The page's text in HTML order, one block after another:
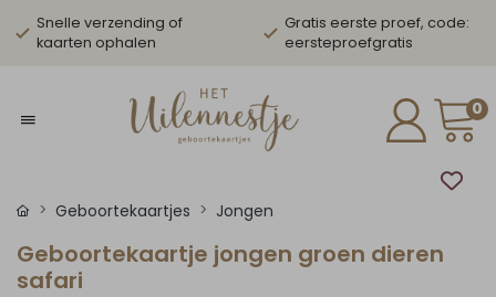
Snelle verzending of
kaarten ophalen
Gratis eerste proef, code:
eersteproefgratis
0
Geboortekaartjes Jongen
Geboortekaartje jongen groen dieren
safari